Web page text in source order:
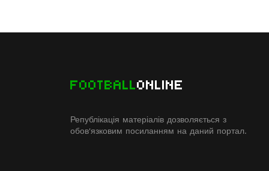
FOOTBALLONLINE
Републікація матеріалів дозволяється з
обов'язковим посиланням на даний портал.